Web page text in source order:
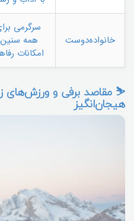
خانواده‌دوست
سرگرمی
همه
امکانات
⛷️ مقاصد برفی و ورزش‌های
هیجان‌انگیز